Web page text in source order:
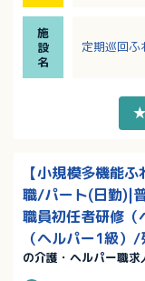
・土日祝
勤務は時
施
設
名
定期巡回ふ
★
【小規模多機能
職/パート(日勤)|
職員初任者研修
（ヘルパー1級）
の介護・ヘルパー職求